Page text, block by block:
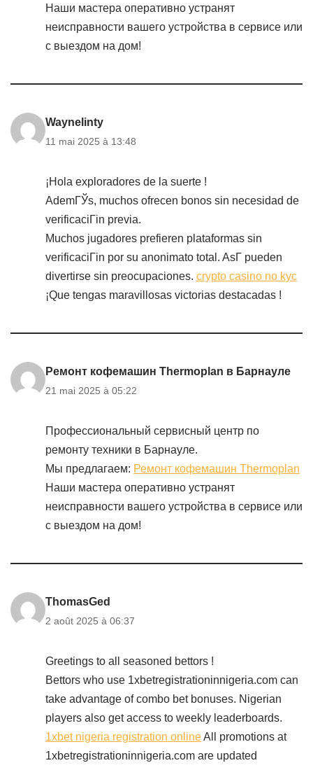
Наши мастера оперативно устранят
неисправности вашего устройства в сервисе или
с выездом на дом!
Waynelinty
11 mai 2025 à 13:48
¡Hola exploradores de la suerte !
AdemГЎs, muchos ofrecen bonos sin necesidad de
verificaciГіn previa.
Muchos jugadores prefieren plataformas sin
verificaciГіn por su anonimato total. AsГ­ pueden
divertirse sin preocupaciones. crypto casino no kyc
¡Que tengas maravillosas victorias destacadas !
Ремонт кофемашин Thermoplan в Барнауле
21 mai 2025 à 05:22
Профессиональный сервисный центр по
ремонту техники в Барнауле.
Мы предлагаем: Ремонт кофемашин Thermoplan
Наши мастера оперативно устранят
неисправности вашего устройства в сервисе или
с выездом на дом!
ThomasGed
2 août 2025 à 06:37
Greetings to all seasoned bettors !
Bettors who use 1xbetregistrationinnigeria.com can
take advantage of combo bet bonuses. Nigerian
players also get access to weekly leaderboards.
1xbet nigeria registration onlineAll promotions at
1xbetregistrationinnigeria.com are updated